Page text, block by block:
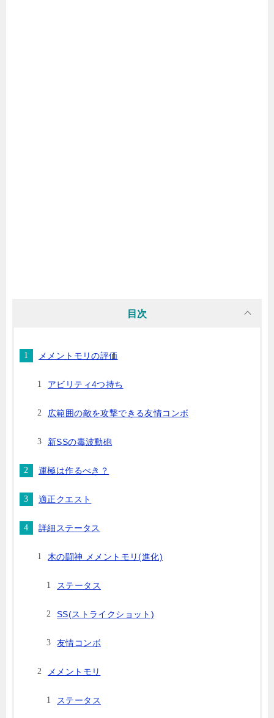
目次
メメントモリの評価
アビリティ4つ持ち
広範囲の敵を攻撃できる友情コンボ
新SSの毒波動砲
運極は作るべき？
適正クエスト
詳細ステータス
木の闘神 メメントモリ(進化)
ステータス
SS(ストライクショット)
友情コンボ
メメントモリ
ステータス